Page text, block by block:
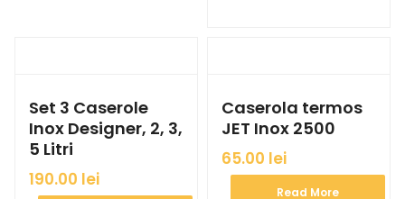
Set 3 Caserole
Inox Designer, 2, 3,
5 Litri
190.00 lei
Caserola termos
JET Inox 2500
65.00 lei
Read More